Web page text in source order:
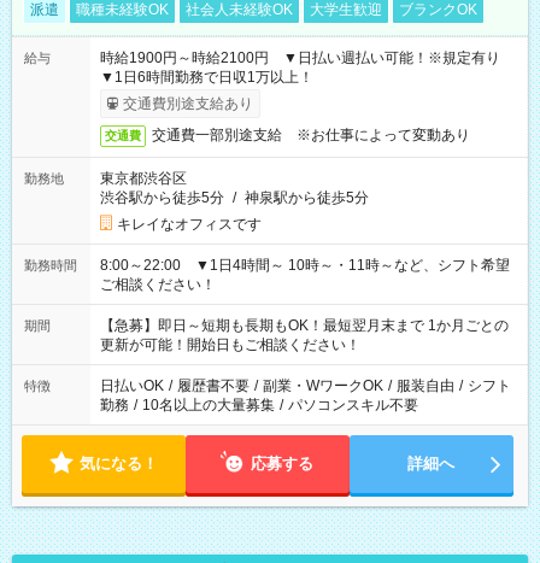
派遣 職種未経験OK 社会人未経験OK 大学生歓迎 ブランクOK
給与
時給1900円～時給2100円 ▼日払い週払い可能！※規定有り
▼1日6時間勤務で日収1万以上！
交通費別途支給あり
交通費 交通費一部別途支給 ※お仕事によって変動あり
勤務地
東京都渋谷区
渋谷駅から徒歩5分 / 神泉駅から徒歩5分
キレイなオフィスです
勤務時間
8:00～22:00 ▼1日4時間～ 10時～・11時～など、シフト希望
ご相談ください！
期間
【急募】即日～短期も長期もOK！最短翌月末まで 1か月ごとの
更新が可能！開始日もご相談ください！
特徴 日払いOK / 履歴書不要 / 副業・WワークOK / 服装自由 / シフト
勤務 / 10名以上の大量募集 / パソコンスキル不要
気になる！ 応募する 詳細へ